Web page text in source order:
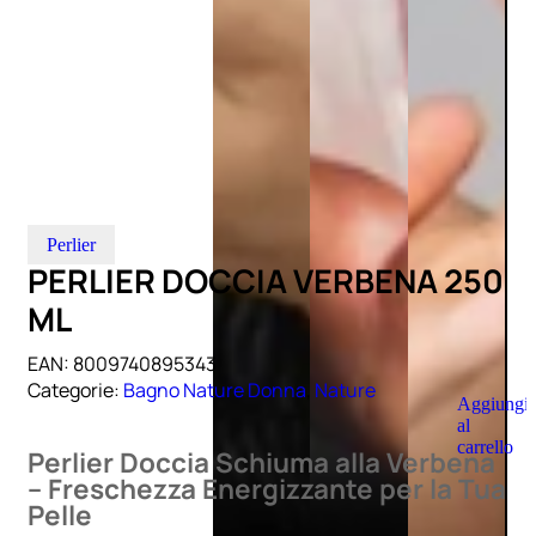
Aggiungi
al
carrello
Perlier
PERLIER DOCCIA VERBENA 250
ML
EAN: 8009740895343
Categorie: Bagno Nature Donna Nature
Perlier Doccia Schiuma alla Verbena
– Freschezza Energizzante per la Tua
Pelle